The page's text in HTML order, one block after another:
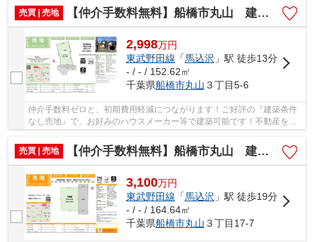
売買 | 売地
【仲介手数料無料】船橋市丸山 建築条件なし売地
2,998万円
東武野田線 「馬込沢 」駅 徒歩13分
- / - / 152.62㎡
千葉県船橋市丸山 ３丁目5-6
仲介手数料ゼロと、初期費用軽減につながります！ご好評の『建築条件
なし売地』で、お好みのハウスメーカー等で建築可能です！不動産を探
すなら、当社にお任せください(#^^#) 仲介手数...
売買 | 売地
【仲介手数料無料】船橋市丸山 建築条件なし売地
3,100万円
東武野田線 「馬込沢 」駅 徒歩19分
- / - / 164.64㎡
千葉県船橋市丸山 ３丁目17-7